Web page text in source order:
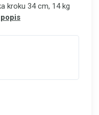
kroku 34 cm, 14 kg